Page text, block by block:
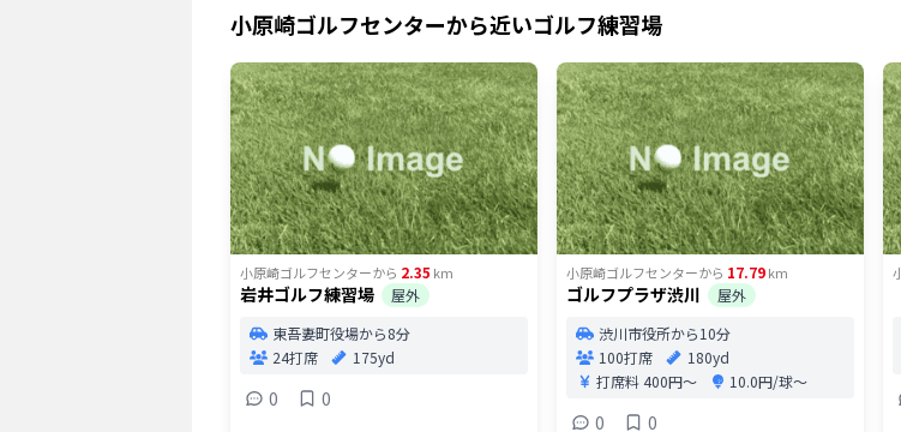
小原崎ゴルフセンターから近いゴルフ練習場
小原崎ゴルフセンターから 2.35 km
岩井ゴルフ練習場
屋外
東吾妻町役場から8分
24打席
175yd
0 0
小原崎ゴルフセンターから 17.79km
ゴルフプラザ渋川
屋外
渋川市役所から10分
100打席
180yd
打席料400円〜 10.0円/球〜
0 0